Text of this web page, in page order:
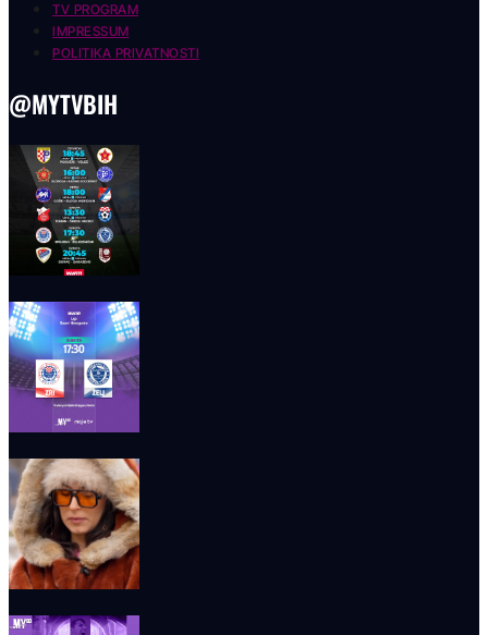
TV PROGRAM
IMPRESSUM
POLITIKA PRIVATNOSTI
@MYTVBIH